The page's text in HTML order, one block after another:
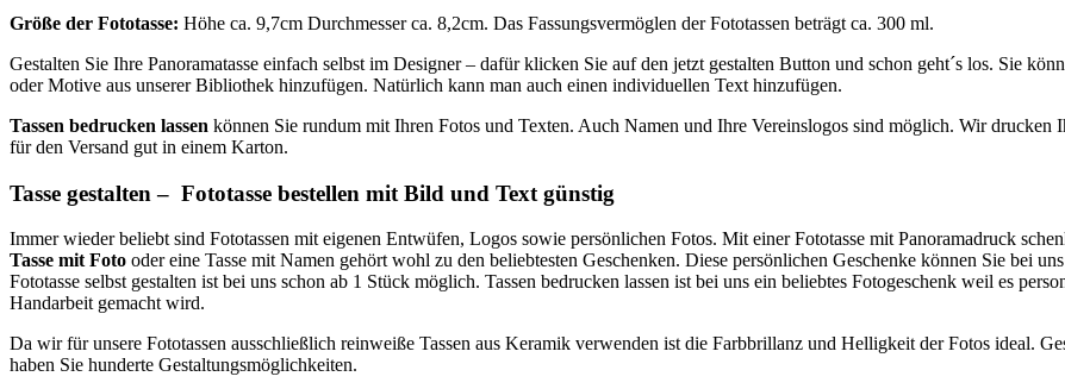
Größe der Fototasse: Höhe ca. 9,7cm Durchmesser ca. 8,2cm. Das Fassungsvermöglen der Fototassen beträgt ca. 300 ml.
Gestalten Sie Ihre Panoramatasse einfach selbst im Designer – dafür klicken Sie auf den jetzt gestalten Button und schon geht´s los. Sie
oder Motive aus unserer Bibliothek hinzufügen. Natürlich kann man auch einen individuellen Text hinzufügen.
Tassen bedrucken lassen können Sie rundum mit Ihren Fotos und Texten. Auch Namen und Ihre Vereinslogos sind möglich. Wir drucken
für den Versand gut in einem Karton.
Tasse gestalten – Fototasse bestellen mit Bild und Text günstig
Immer wieder beliebt sind Fototassen mit eigenen Entwüfen, Logos sowie persönlichen Fotos. Mit einer Fototasse mit Panoramadruck
Tasse mit Foto oder eine Tasse mit Namen gehört wohl zu den beliebtesten Geschenken. Diese persönlichen Geschenke können Sie bei
Fototasse selbst gestalten ist bei uns schon ab 1 Stück möglich. Tassen bedrucken lassen ist bei uns ein beliebtes Fotogeschenk weil es
Handarbeit gemacht wird.
Da wir für unsere Fototassen ausschließlich reinweiße Tassen aus Keramik verwenden ist die Farbbrillanz und Helligkeit der Fotos ideal.
haben Sie hunderte Gestaltungsmöglichkeiten.